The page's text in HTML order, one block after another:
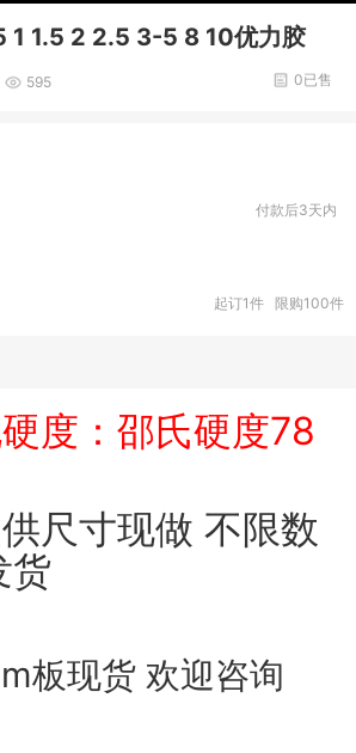
1 1.5 2 2.5 3-5 8 10优力胶
595 0已售
付款后3天内
起订1件 限购100件
度：邵氏硬度78
尺寸现做 不限数
货
板现货 欢迎咨询